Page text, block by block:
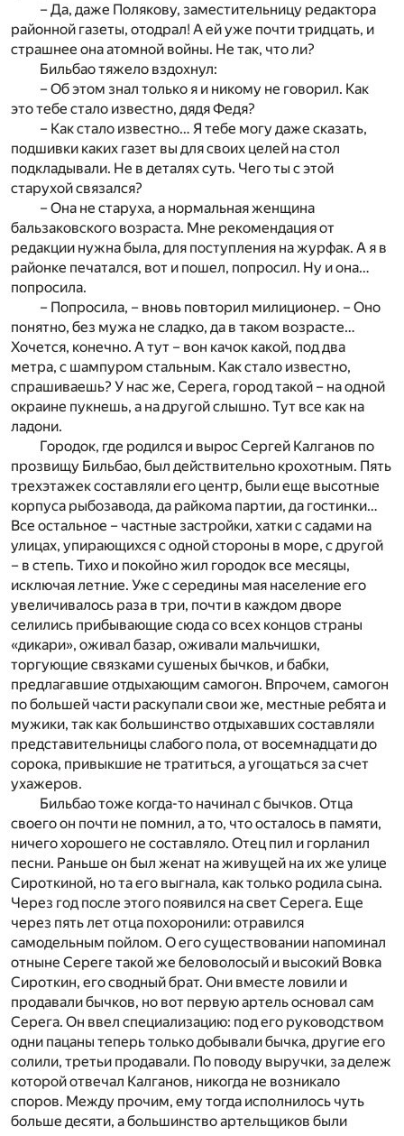
– Да, даже Полякову, заместительницу редактора
районной газеты, отодрал! А ей уже почти тридцать, и
страшнее она атомной войны. Не так, что ли?
Бильбао тяжело вздохнул:
– Об этом знал только я и никому не говорил. Как
это тебе стало известно, дядя Федя?
– Как стало известно… Я тебе могу даже сказать,
подшивки каких газет вы для своих целей на стол
подкладывали. Не в деталях суть. Чего ты с этой
старухой связался?
– Она не старуха, а нормальная женщина
бальзаковского возраста. Мне рекомендация от
редакции нужна была, для поступления на журфак. А я в
районке печатался, вот и пошел, попросил. Ну и она…
попросила.
– Попросила, – вновь повторил милиционер. – Оно
понятно, без мужа не сладко, да в таком возрасте…
Хочется, конечно. А тут – вон качок какой, под два
метра, с шампуром стальным. Как стало известно,
спрашиваешь? У нас же, Серега, город такой – на одной
окраине пукнешь, а на другой слышно. Тут все как на
ладони.
Городок, где родился и вырос Сергей Калганов по
прозвищу Бильбао, был действительно крохотным. Пять
трехэтажек составляли его центр, были еще высотные
корпуса рыбозавода, да райкома партии, да гостинки…
Все остальное – частные застройки, хатки с садами на
улицах, упирающихся с одной стороны в море, с другой
– в степь. Тихо и покойно жил городок все месяцы,
исключая летние. Уже с середины мая население его
увеличивалось раза в три, почти в каждом дворе
селились прибывающие сюда со всех концов страны
«дикари», оживал базар, оживали мальчишки,
торгующие связками сушеных бычков, и бабки,
предлагавшие отдыхающим самогон. Впрочем, самогон
по большей части раскупали свои же, местные ребята и
мужики, так как большинство отдыхавших составляли
представительницы слабого пола, от восемнадцати до
сорока, привыкшие не тратиться, а угощаться за счет
ухажеров.
Бильбао тоже когда-то начинал с бычков. Отца
своего он почти не помнил, а то, что осталось в памяти,
ничего хорошего не составляло. Отец пил и горланил
песни. Раньше он был женат на живущей на их же улице
Сироткиной, но та его выгнала, как только родила сына.
Через год после этого появился на свет Серега. Еще
через пять лет отца похоронили: отравился
самодельным пойлом. О его существовании напоминал
отныне Сереге такой же беловолосый и высокий Вовка
Сироткин, его сводный брат. Они вместе ловили и
продавали бычков, но вот первую артель основал сам
Серега. Он ввел специализацию: под его руководством
одни пацаны теперь только добывали бычка, другие его
солили, третьи продавали. По поводу выручки, за дележ
которой отвечал Калганов, никогда не возникало
споров. Между прочим, ему тогда исполнилось чуть
больше десяти, а большинство артельщиков были